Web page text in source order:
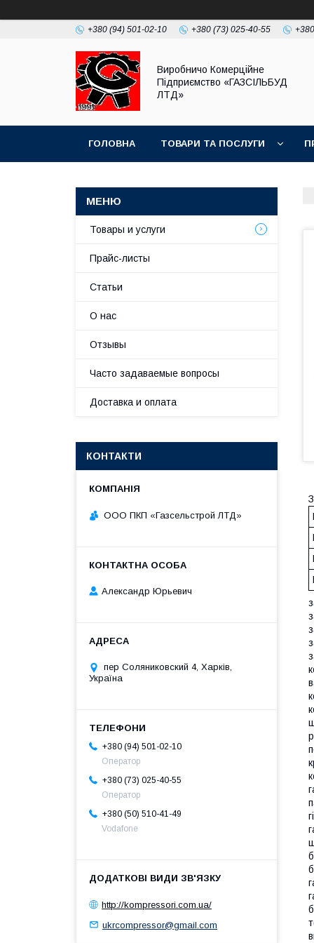
+380 (94) 501-02-10 +380 (73) 025-40-55
Виробничо Комерційне
Підприємство «ГАЗСIЛЬБУД
ЛТД»
ГОЛОВНА ТОВАРИ ТА ПОСЛУГИ
Товары и услуги
Прайс-листы
Статьи
О нас
Отзывы
Часто задаваемые вопросы
Доставка и оплата
КОНТАКТИ
ООО ПКП «Газсельстрой ЛТД»
Александр Юрьевич
пер Соляниковский 4, Харків,
Україна
+380 (94) 501-02-10
Оператор
+380 (73) 025-40-55
Оператор
+380 (50) 510-41-49
Vodafone
http://kompressori.com.ua/
ukrcompressor@gmail.com